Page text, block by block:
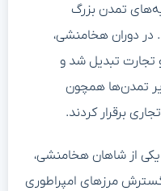
تمدن بزرگ
در دوران هخامنشی،
تجارت تبدیل شد و
تمدن‌ها همچون
برقرار کردند.
یکی از شاهان هخامنشی،
مرزهای امپراطوری